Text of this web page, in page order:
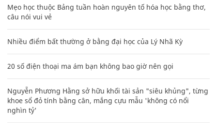
Mẹo học thuộc Bảng tuần hoàn nguyên tố hóa học bằng thơ,
câu nói vui vẻ
Nhiều điểm bất thường ở bằng đại học của Lý Nhã Kỳ
20 số điện thoại ma ám bạn không bao giờ nên gọi
Nguyễn Phương Hằng sở hữu khối tài sản "siêu khủng", từng
khoe sổ đỏ tính bằng cân, mắng cựu mẫu 'không có nổi
nghìn tỷ'